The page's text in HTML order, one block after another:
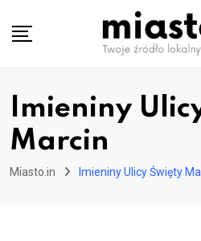
Imieniny
Marcin
Miasto.in Imieniny Ulicy Święty